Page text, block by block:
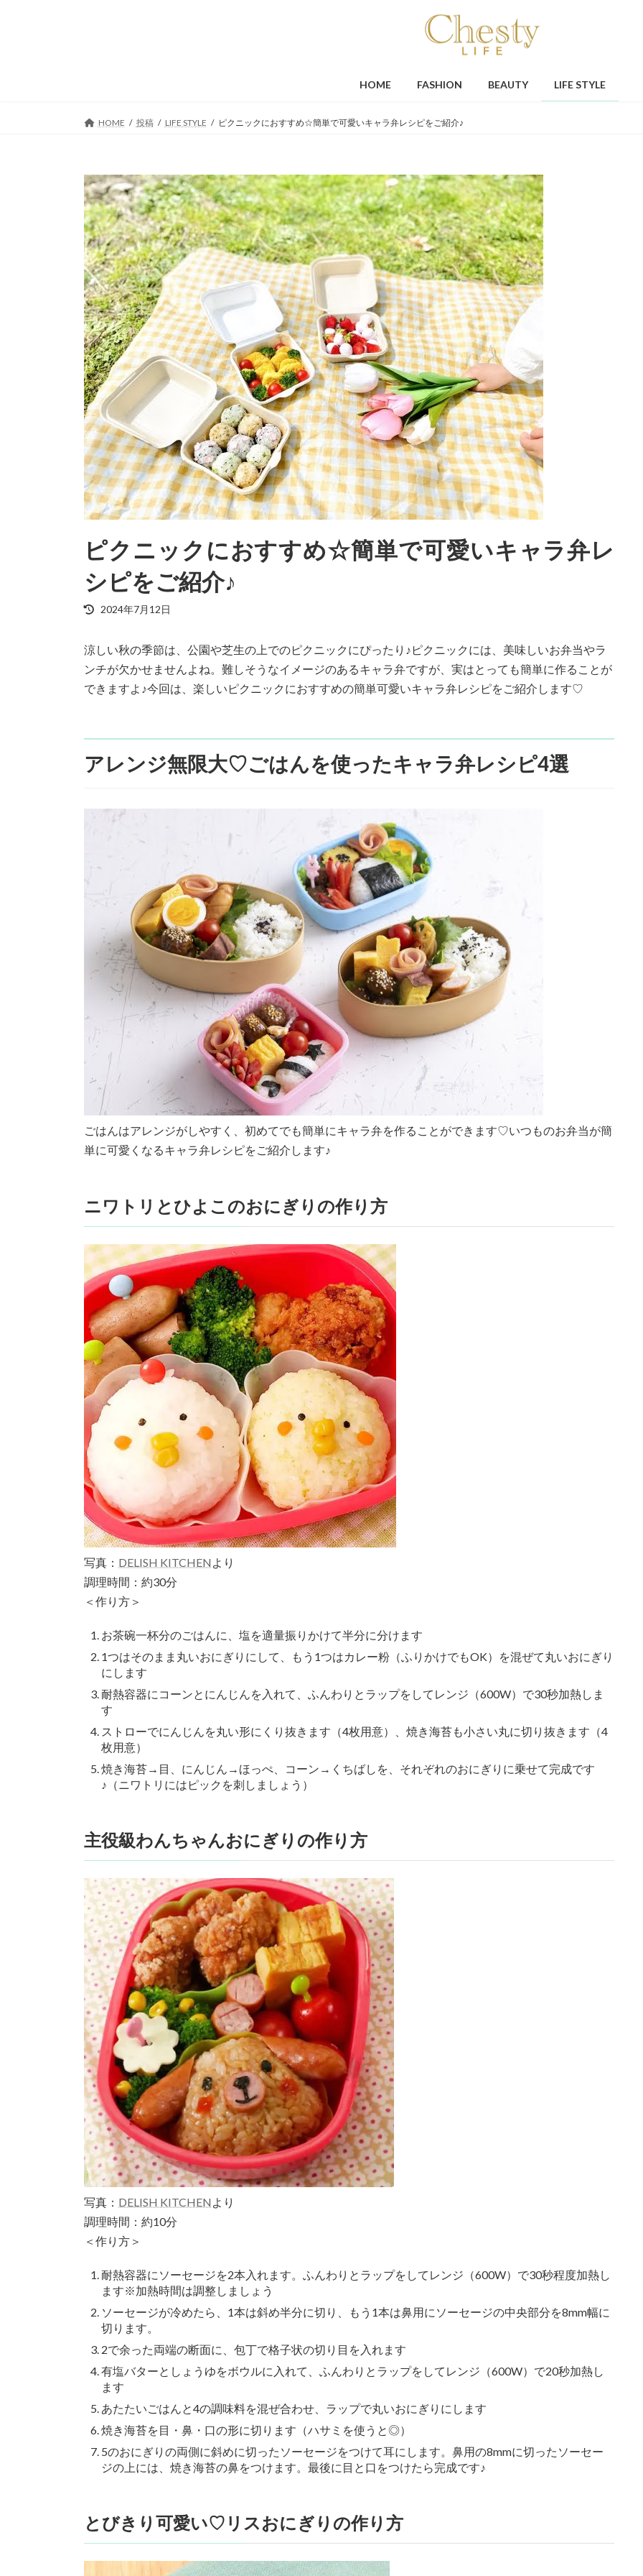
HOME FASHION BEAUTY LIFE STYLE
HOME 投稿 LIFE STYLE ピクニックにおすすめ☆簡単で可愛いキャラ弁レシピをご紹介♪
ピクニックにおすすめ☆簡単で可愛いキャラ弁レ
シピをご紹介♪
最
新
日
時
:
2024年7月12日
涼しい秋の季節は、公園や芝生の上でのピクニックにぴったり♪ピクニックには、美味しいお弁当やラ
ンチが欠かせませんよね。難しそうなイメージのあるキャラ弁ですが、実はとっても簡単に作ることが
できますよ♪今回は、楽しいピクニックにおすすめの簡単可愛いキャラ弁レシピをご紹介します♡
アレンジ無限大♡ごはんを使ったキャラ弁レシピ4選
ごはんはアレンジがしやすく、初めてでも簡単にキャラ弁を作ることができます♡いつものお弁当が簡
単に可愛くなるキャラ弁レシピをご紹介します♪
ニワトリとひよこのおにぎりの作り方
写真： DELISH KITCHEN より
調理時間：約30分
＜作り方＞
お茶碗一杯分のごはんに、塩を適量振りかけて半分に分けます
1つはそのまま丸いおにぎりにして、もう1つはカレー粉（ふりかけでもOK）を混ぜて丸いおにぎり
にします
耐熱容器にコーンとにんじんを入れて、ふんわりとラップをしてレンジ（600W）で30秒加熱しま
す
ストローでにんじんを丸い形にくり抜きます（4枚用意）、焼き海苔も小さい丸に切り抜きます（4
枚用意）
焼き海苔→目、にんじん→ほっぺ、コーン→くちばしを、それぞれのおにぎりに乗せて完成です
♪（ニワトリにはピックを刺しましょう）
主役級わんちゃんおにぎりの作り方
写真： DELISH KITCHEN より
調理時間：約10分
＜作り方＞
耐熱容器にソーセージを2本入れます。ふんわりとラップをしてレンジ（600W）で30秒程度加熱し
ます※加熱時間は調整しましょう
ソーセージが冷めたら、1本は斜め半分に切り、もう1本は鼻用にソーセージの中央部分を8mm幅に
切ります。
2で余った両端の断面に、包丁で格子状の切り目を入れます
有塩バターとしょうゆをボウルに入れて、ふんわりとラップをしてレンジ（600W）で20秒加熱し
ます
あたたいごはんと4の調味料を混ぜ合わせ、ラップで丸いおにぎりにします
焼き海苔を目・鼻・口の形に切ります（ハサミを使うと◎）
5のおにぎりの両側に斜めに切ったソーセージをつけて耳にします。鼻用の8mmに切ったソーセー
ジの上には、焼き海苔の鼻をつけます。最後に目と口をつけたら完成です♪
とびきり可愛い♡リスおにぎりの作り方